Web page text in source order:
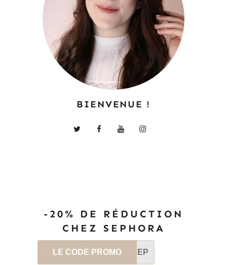
BIENVENUE !
-20% DE RÉDUCTION
CHEZ SEPHORA
LE CODE PROMO SEP